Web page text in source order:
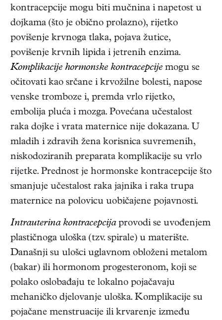
kontracepcije mogu biti mučnina i napetost u
dojkama (što je obično prolazno), rijetko
povišenje krvnoga tlaka, pojava žutice,
povišenje krvnih lipida i jetrenih enzima.
Komplikacije hormonske kontracepcije mogu se
očitovati kao srčane i krvožilne bolesti, napose
venske tromboze i, premda vrlo rijetko,
embolija pluća i mozga. Povećana učestalost
raka dojke i vrata maternice nije dokazana. U
mladih i zdravih žena korisnica suvremenih,
niskodoziranih preparata komplikacije su vrlo
rijetke. Prednost je hormonske kontracepcije što
smanjuje učestalost raka jajnika i raka trupa
maternice na polovicu uobičajene pojavnosti.
Intrauterina kontracepcijaprovodi se uvođenjem
plastičnoga uloška (tzv. spirale) u materište.
Današnji su ulošci uglavnom obloženi metalom
(bakar) ili hormonom progesteronom, koji se
polako oslobađaju te lokalno pojačavaju
mehaničko djelovanje uloška. Komplikacije su
pojačane menstruacije ili krvarenje između